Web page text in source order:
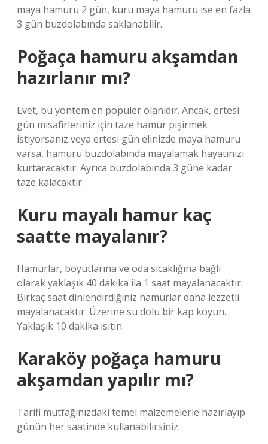
maya hamuru 2 gün, kuru maya hamuru ise en fazla
3 gün buzdolabında saklanabilir.
Poğaça hamuru akşamdan
hazırlanır mı?
Evet, bu yöntem en popüler olanıdır. Ancak, ertesi
gün misafirleriniz için taze hamur pişirmek
istiyorsanız veya ertesi gün elinizde maya hamuru
varsa, hamuru buzdolabında mayalamak hayatınızı
kurtaracaktır. Ayrıca buzdolabında 3 güne kadar
taze kalacaktır.
Kuru mayalı hamur kaç
saatte mayalanır?
Hamurlar, boyutlarına ve oda sıcaklığına bağlı
olarak yaklaşık 40 dakika ila 1 saat mayalanacaktır.
Birkaç saat dinlendirdiğiniz hamurlar daha lezzetli
mayalanacaktır. Üzerine su dolu bir kap koyun.
Yaklaşık 10 dakika ısıtın.
Karaköy poğaça hamuru
akşamdan yapılır mı?
Tarifi mutfağınızdaki temel malzemelerle hazırlayıp
günün her saatinde kullanabilirsiniz.